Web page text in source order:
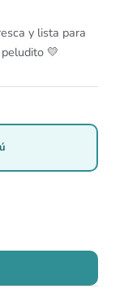
y lista para
💛